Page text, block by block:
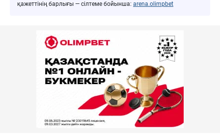
қажеттінің барлығы — сілтеме бойынша: arena.olimpbet